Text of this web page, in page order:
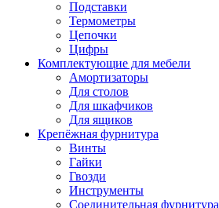
Подставки
Термометры
Цепочки
Цифры
Комплектующие для мебели
Амортизаторы
Для столов
Для шкафчиков
Для ящиков
Крепёжная фурнитура
Винты
Гайки
Гвозди
Инструменты
Соединительная фурнитура